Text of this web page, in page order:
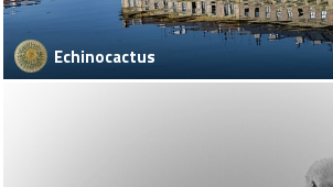
Echinocactus